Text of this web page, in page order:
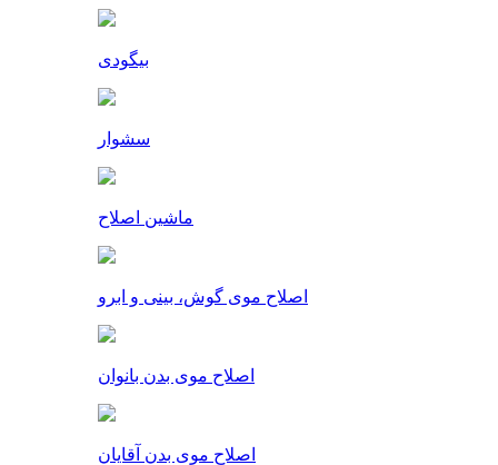
بیگودی
سشوار
ماشین اصلاح
اصلاح موی گوش، بینی و ابرو
اصلاح موی بدن بانوان
اصلاح موی بدن آقایان